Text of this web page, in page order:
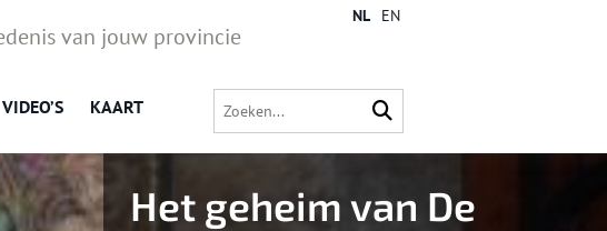
van jouw provincie
VIDEO’S KAART
NL EN
Het geheim van De